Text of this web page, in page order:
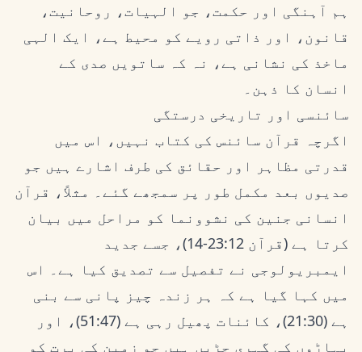
ہم آہنگی اور حکمت، جو الہیات، روحانیت،
قانون، اور ذاتی رویے کو محیط ہے، ایک الہی
ماخذ کی نشانی ہے، نہ کہ ساتویں صدی کے
انسان کا ذہن۔
سائنسی اور تاریخی درستگی
اگرچہ قرآن سائنس کی کتاب نہیں، اس میں
قدرتی مظاہر اور حقائق کی طرف اشارے ہیں جو
صدیوں بعد مکمل طور پر سمجھے گئے۔ مثلاً، قرآن
انسانی جنین کی نشوونما کو مراحل میں بیان
کرتا ہے (قرآن 23:12-14)، جسے جدید
ایمبریولوجی نے تفصیل سے تصدیق کیا ہے۔ اس
میں کہا گیا ہے کہ ہر زندہ چیز پانی سے بنی
ہے (21:30)، کائنات پھیل رہی ہے (51:47)، اور
پہاڑوں کی گہری جڑیں ہیں جو زمین کی پرت کو